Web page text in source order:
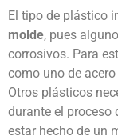
El tipo de plástico
molde, pues
corrosivos. Para
como uno de
Otros plásticos
durante el proceso
estar hecho de un